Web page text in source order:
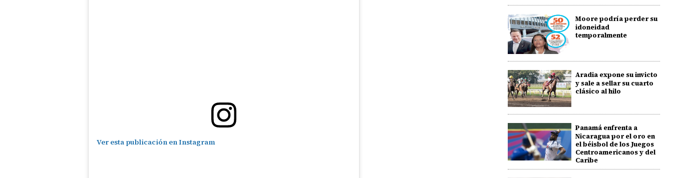
Ver esta publicación en Instagram
Moore podría perder su
idoneidad
temporalmente
Aradia expone su invicto
y sale a sellar su cuarto
clásico al hilo
Panamá enfrenta a
Nicaragua por el oro en
el béisbol de los Juegos
Centroamericanos y del
Caribe